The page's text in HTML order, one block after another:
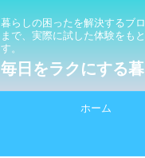
暮らしの困ったを解決するブ
まで、実際に試した体験をも
す。
毎日をラクにする
ホーム